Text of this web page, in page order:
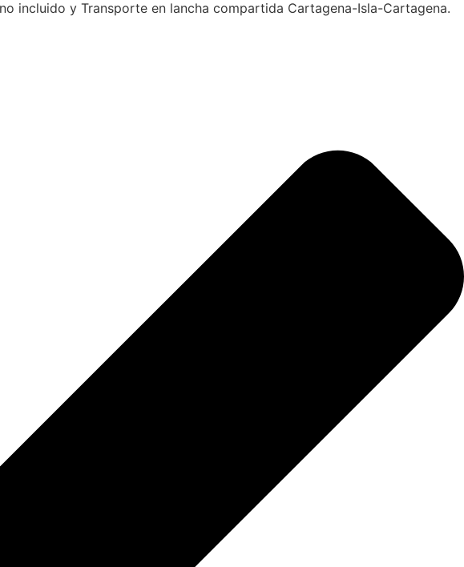
incluido y Transporte en lancha compartida Cartagena-Isla-Cartagena.